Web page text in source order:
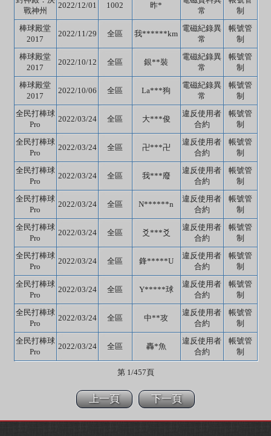
戰神州
2022/12/01 1002 昨*
常
制
棒球殿堂
2017
2022/11/29 全區 我******km
電磁紀錄異
常
帳號管
制
棒球殿堂
2017
2022/10/12 全區 銀**裝
電磁紀錄異
常
帳號管
制
棒球殿堂
2017
2022/10/06 全區 La***狗
電磁紀錄異
常
帳號管
制
全民打棒球
Pro
2022/03/24 全區 大***俊
違反使用者
合約
帳號管
制
全民打棒球
Pro
2022/03/24 全區 卍***卍
違反使用者
合約
帳號管
制
全民打棒球
Pro
2022/03/24 全區 我***廢
違反使用者
合約
帳號管
制
全民打棒球
Pro
2022/03/24 全區 N******n
違反使用者
合約
帳號管
制
全民打棒球
Pro
2022/03/24 全區 爻***爻
違反使用者
合約
帳號管
制
全民打棒球
Pro
2022/03/24 全區 鋒*****U
違反使用者
合約
帳號管
制
全民打棒球
Pro
2022/03/24 全區 Y*****球
違反使用者
合約
帳號管
制
全民打棒球
Pro
2022/03/24 全區 中**攻
違反使用者
合約
帳號管
制
全民打棒球
Pro
2022/03/24 全區 轟*魚
違反使用者
合約
帳號管
制
第 1/457頁
上一頁 下一頁